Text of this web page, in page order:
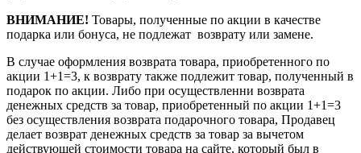
ВНИМАНИЕ! Товары, полученные по акции в качестве
подарка или бонуса, не подлежат возврату или замене.
В случае оформления возврата товара, приобретенного по
акции 1+1=3, к возврату также подлежит товар, полученный в
подарок по акции. Либо при осуществленни возврата
денежных средств за товар, приобретенный по акции 1+1=3
без осуществления возврата подарочного товара, Продавец
делает возврат денежных средств за товар за вычетом
действующей стоимости товара на сайте, который был в